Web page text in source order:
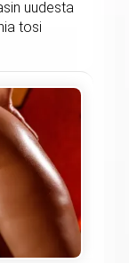
uudesta
tosi